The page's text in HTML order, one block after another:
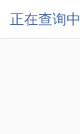
正在查询中